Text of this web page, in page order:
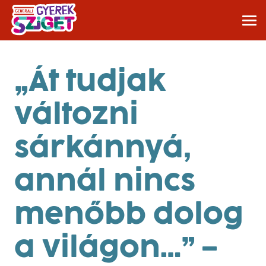
„Át tudjak
változni
sárkánnyá,
annál nincs
menőbb dolog
a világon…” –